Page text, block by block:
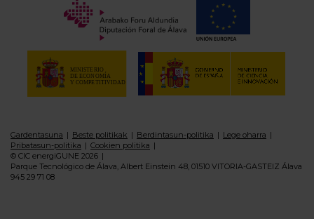
Gardentasuna Beste politikak Berdintasun-politika
Lege oharra
Pribatasun-politika
Cookien politika
© CIC energiGUNE 2026
Parque Tecnológico de Álava, Albert Einstein 48, 01510 VITORIA-GASTEIZ Álava
945 29 71 08